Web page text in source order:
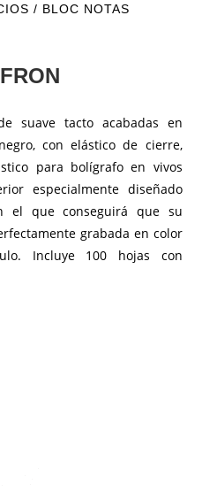
/ BLOC NOTAS
suave tacto acabadas en
con elástico de cierre,
para bolígrafo en vivos
especialmente diseñado
el que conseguirá que su
grabada en color
Incluye 100 hojas con